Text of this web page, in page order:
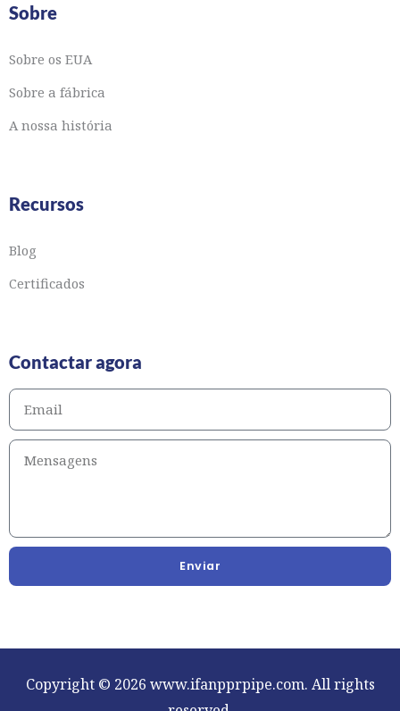
Sobre
Sobre os EUA
Sobre a fábrica
A nossa história
Recursos
Blog
Certificados
Contactar agora
Enviar
Copyright © 2026 www.ifanpprpipe.com. All rights